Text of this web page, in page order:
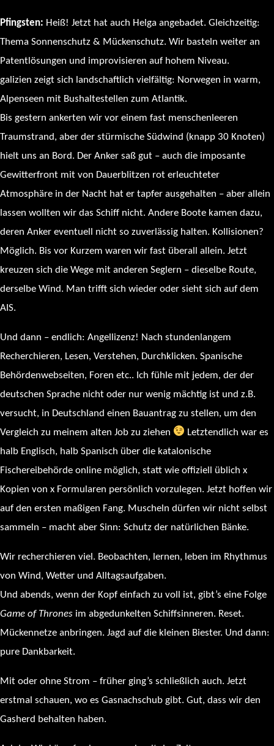
Pfingsten: Heiß! Jetzt hat auch Helga angebadet. Gleichzeitig:
Thema Sonnenschutz & Mückenschutz. Wir basteln weiter an
Patentlösungen und improvisieren auf hohem Niveau.
galizien zeigt sich landschaftlich vielfältig: Norwegen in warm,
Alpenseen mit Bushaltestellen zum Atlantik.
Bis gestern ankerten wir vor einem fast menschenleeren
Traumstrand, aber der stürmische Südwind (knapp 30 Knoten)
hielt uns an Bord. Der Anker saß gut – auch die imposante
Gewitterfront mit von Dauerblitzen rot erleuchteter
Atmosphäre in der Nacht hat er tapfer ausgehalten – aber allein
lassen wollten wir das Schiff nicht. Andere Boote kamen dazu,
deren Anker eventuell nicht so zuverlässig halten. Kollisionen?
Möglich. Bis vor Kurzem waren wir fast überall allein. Jetzt
kreuzen sich die Wege mit anderen Seglern – dieselbe Route,
derselbe Wind. Man trifft sich wieder oder sieht sich auf dem
AIS.
Und dann – endlich: Angellizenz! Nach stundenlangem
Recherchieren, Lesen, Verstehen, Durchklicken. Spanische
Behördenwebseiten, Foren etc.. Ich fühle mit jedem, der der
deutschen Sprache nicht oder nur wenig mächtig ist und z.B.
versucht, in Deutschland einen Bauantrag zu stellen, um den
Vergleich zu meinem alten Job zu ziehen
Letztendlich war es
halb Englisch, halb Spanisch über die katalonische
Fischereibehörde online möglich, statt wie offiziell üblich x
Kopien von x Formularen persönlich vorzulegen. Jetzt hoffen wir
auf den ersten maßigen Fang. Muscheln dürfen wir nicht selbst
sammeln – macht aber Sinn: Schutz der natürlichen Bänke.
Wir recherchieren viel. Beobachten, lernen, leben im Rhythmus
von Wind, Wetter und Alltagsaufgaben.
Und abends, wenn der Kopf einfach zu voll ist, gibt’s eine Folge
Game of Thrones im abgedunkelten Schiffsinneren. Reset.
Mückennetze anbringen. Jagd auf die kleinen Biester. Und dann:
pure Dankbarkeit.
Mit oder ohne Strom – früher ging’s schließlich auch. Jetzt
erstmal schauen, wo es Gasnachschub gibt. Gut, dass wir den
Gasherd behalten haben.